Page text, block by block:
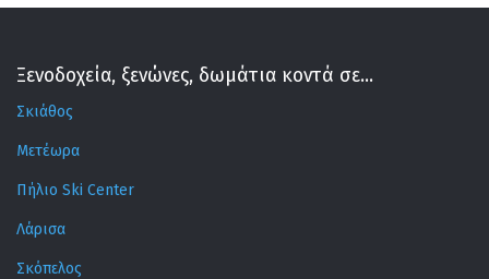
Ξενοδοχεία, ξενώνες, δωμάτια κοντά σε...
Σκιάθος
Μετέωρα
Πήλιο Ski Center
Λάρισα
Σκόπελος